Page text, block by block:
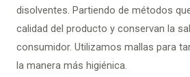
disolventes. Partiendo de métodos
calidad del producto y conservan la
consumidor. Utilizamos mallas para
la manera más higiénica.